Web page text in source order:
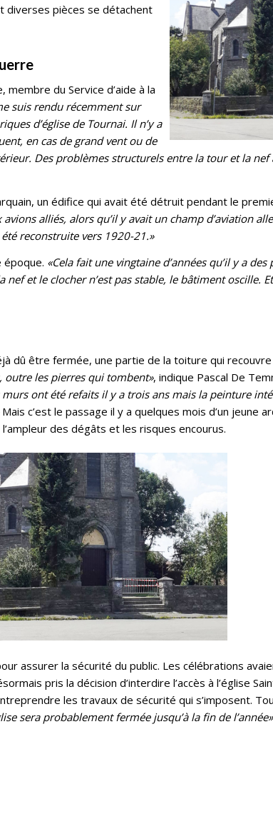
diverses pièces se détachent
du Service d’aide à la
suis rendu récemment sur
d’église de Tournai. Il n’y a
en cas de grand vent ou de
Des problèmes structurels entre la tour et la nef
un édifice qui avait été détruit pendant le
alliés, alors qu’il y avait un champ d’aviation
été reconstruite vers 1920-21.»
«Cela fait une vingtaine d’années qu’il y a
nef et le clocher n’est pas stable, le bâtiment oscille.
dû être fermée, une partie de la toiture qui
outre les pierres qui tombent», indique Pascal De
murs ont été refaits il y a trois ans mais la peinture
Mais c’est le passage il y a quelques mois d’un jeune
des dégâts et les risques encourus.
assurer la sécurité du public. Les célébrations
pris la décision d’interdire l’accès à l’église
les travaux de sécurité qui s’imposent.
sera probablement fermée jusqu’à la fin de l’année»